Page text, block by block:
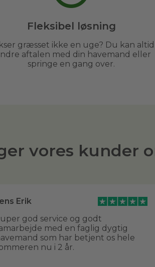
Fleksibel løsning
græsset ikke en uge? Du kan altid
aftalen med din havemand eller
springe en gang over.
vores kunder
Erik
god service og godt
med en faglig dygtig
som har betjent os hele
nu i 2 år.